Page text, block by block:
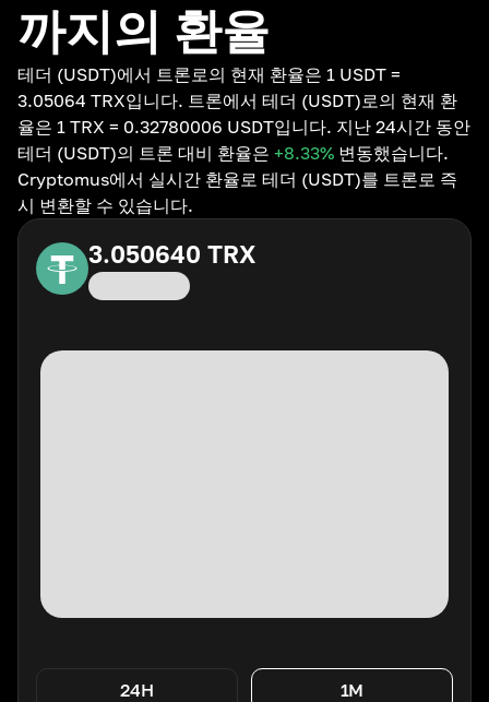
까지의 환율
테더 (USDT)에서 트론로의 현재 환율은 1 USDT =
3.05064 TRX입니다. 트론에서 테더 (USDT)로의 현재 환
율은 1 TRX = 0.32780006 USDT입니다. 지난 24시간 동안
테더 (USDT)의 트론 대비 환율은 +8.33% 변동했습니다.
Cryptomus에서 실시간 환율로 테더 (USDT)를 트론로 즉
시 변환할 수 있습니다.
3.050640 TRX
24H 1M